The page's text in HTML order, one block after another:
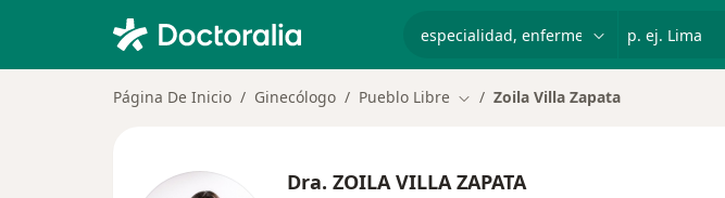
Página De Inicio Ginecólogo Pueblo Libre Cambiar de ciudad
Zoila Villa Zapata
Dra. ZOILA VILLA ZAPATA